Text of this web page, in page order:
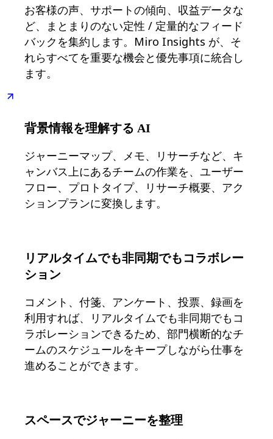
プロダクト管理
デザインと UX
エンジニアリング
製品部門の統括と運営
業務運営
働き方変革
顧客体験とサービスのデザイン
クラウドとソフトウェアの変革
学習
お客様事例
コミュニティーとサポート
コミュニティー
ブログ
パートナーとサービス
Miro プロフェッショナル サービス
ソリューション パートナー
料金プラン
お客様の声、サポートの傾向、収益データな
ど、まとまりのない定性 / 定量的なフィード
バックを集約します。Miro Insights が、そ
れらすべてを重要な機会と優先事項に統合し
ます。
背景情報を理解する AI
ジャーニーマップ、メモ、リサーチなど、キ
ャンバス上にあるチームの作業を、ユーザー
フロー、プロトタイプ、リサーチ概要、アク
ションプランに変換します。
リアルタイムでも非同期でもコラボレー
ション
コメント、付箋、アンケート、投票、録画を
利用すれば、リアルタイムでも非同期でもコ
ラボレーションできるため、部門横断的なチ
ームのスケジュールをキープしながら仕事を
進めることができます。
スペースでジャーニーを整理